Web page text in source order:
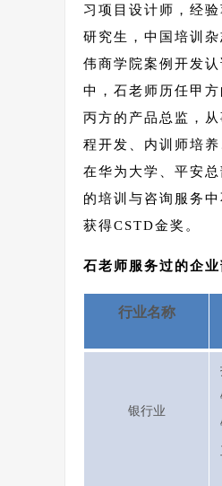
习项目设计师，经
研究生，中国培训
伟商学院案例开发
中，石老师历任甲
丙方的产品总监，
程开发、内训师培
在华为大学、平安
的培训与咨询服务
获得CSTD金奖。
石老师服务过的企业
行业名称
银行业